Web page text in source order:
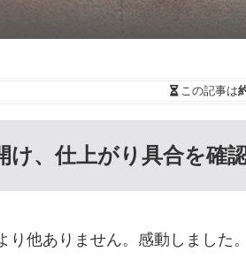
この記事は
け、仕上がり具合を確
り他ありません。感動しました。